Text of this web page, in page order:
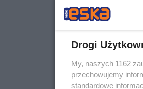
Drogi
My, naszych 1162
przechowujemy
standardowe